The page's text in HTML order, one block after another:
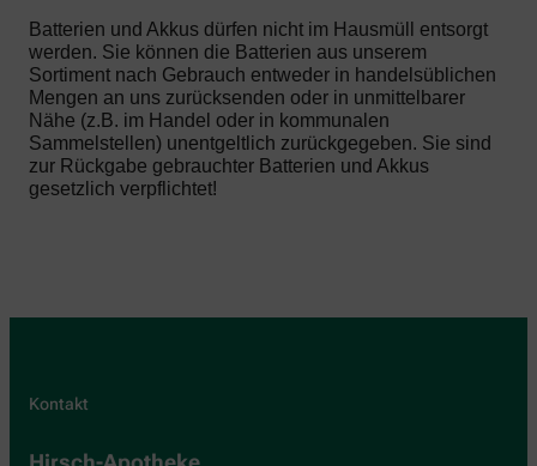
Batterien und Akkus dürfen nicht im Hausmüll entsorgt
werden. Sie können die Batterien aus unserem
Sortiment nach Gebrauch entweder in handelsüblichen
Mengen an uns zurücksenden oder in unmittelbarer
Nähe (z.B. im Handel oder in kommunalen
Sammelstellen) unentgeltlich zurückgegeben. Sie sind
zur Rückgabe gebrauchter Batterien und Akkus
gesetzlich verpflichtet!
Kontakt